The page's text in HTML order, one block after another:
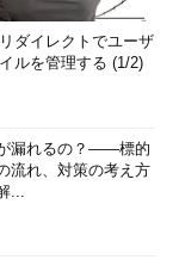
ダイレクトでユーザ
ルを管理する (1/2)
漏れるの？――標的
流れ、対策の考え方
...